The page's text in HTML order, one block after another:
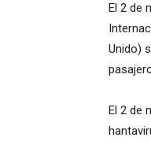
El 2 de
Unido)
El 2 de